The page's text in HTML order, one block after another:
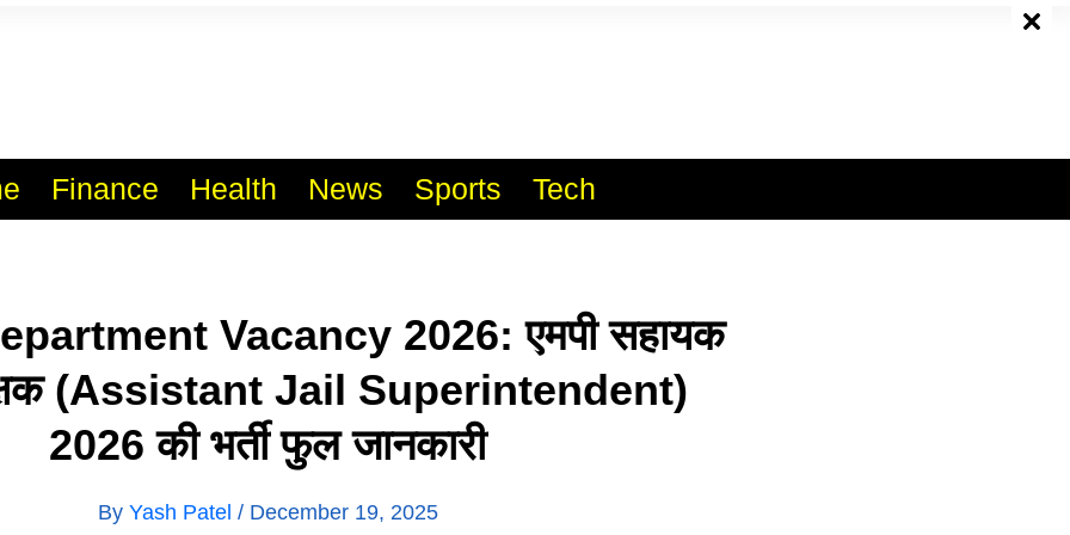
Finance Health News Sports Tech
Vacancy 2026: एमपी सहायक
(Assistant Jail Superintendent)
2026 की भर्ती फुल जानकारी
By Yash Patel / December 19, 2025